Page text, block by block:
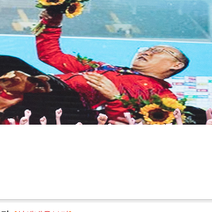
교복구입안내